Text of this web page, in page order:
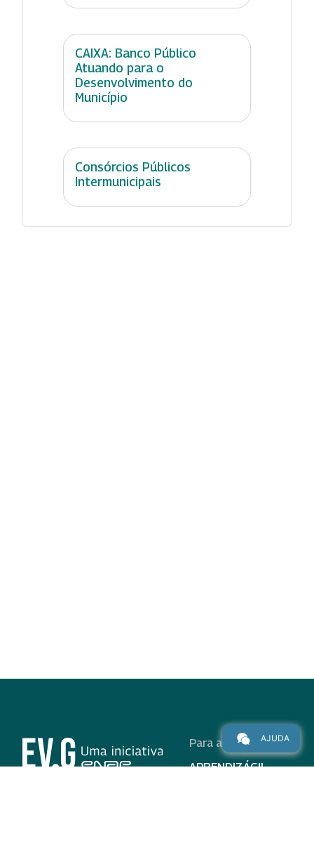
CAIXA: Banco Público
Atuando para o
Desenvolvimento do
Município
Consórcios Públicos
Intermunicipais
Para alunos
APRENDIZÁGIL
AJUDA